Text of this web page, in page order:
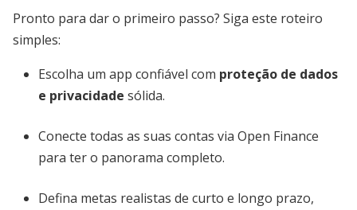
Pronto para dar o primeiro passo? Siga este roteiro
simples:
Escolha um app confiável com proteção de dados
e privacidade sólida.
Conecte todas as suas contas via Open Finance
para ter o panorama completo.
Defina metas realistas de curto e longo prazo,